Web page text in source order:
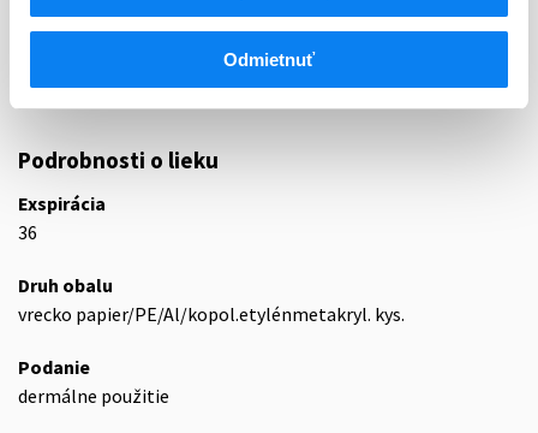
Odmietnuť
Nesteroidové antiflogistiká na lokálne
M02AA15
Diklofenak
Podrobnosti o lieku
Exspirácia
36
Druh obalu
vrecko papier/PE/Al/kopol.etylénmetakryl. kys.
Podanie
dermálne použitie